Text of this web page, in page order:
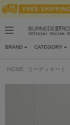
BRAND CATEGORY
HOME コーディネート